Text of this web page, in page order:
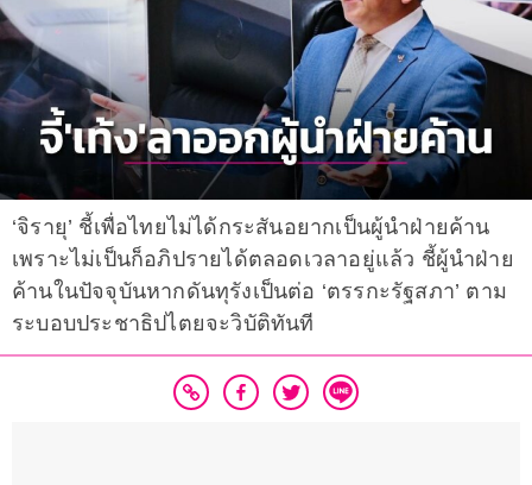
‘จิรายุ’ ชี้เพื่อไทยไม่ได้กระสันอยากเป็นผู้นำฝ่ายค้าน
เพราะไม่เป็นก็อภิปรายได้ตลอดเวลาอยู่แล้ว ชี้ผู้นำฝ่าย
ค้านในปัจจุบันหากดันทุรังเป็นต่อ ‘ตรรกะรัฐสภา’ ตาม
ระบอบประชาธิปไตยจะวิบัติทันที